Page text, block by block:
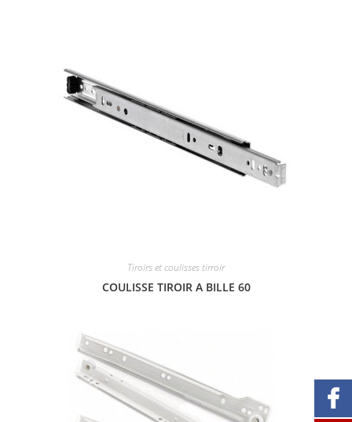
Tiroirs et coulisses tirroir
COULISSE TIROIR A BILLE 60